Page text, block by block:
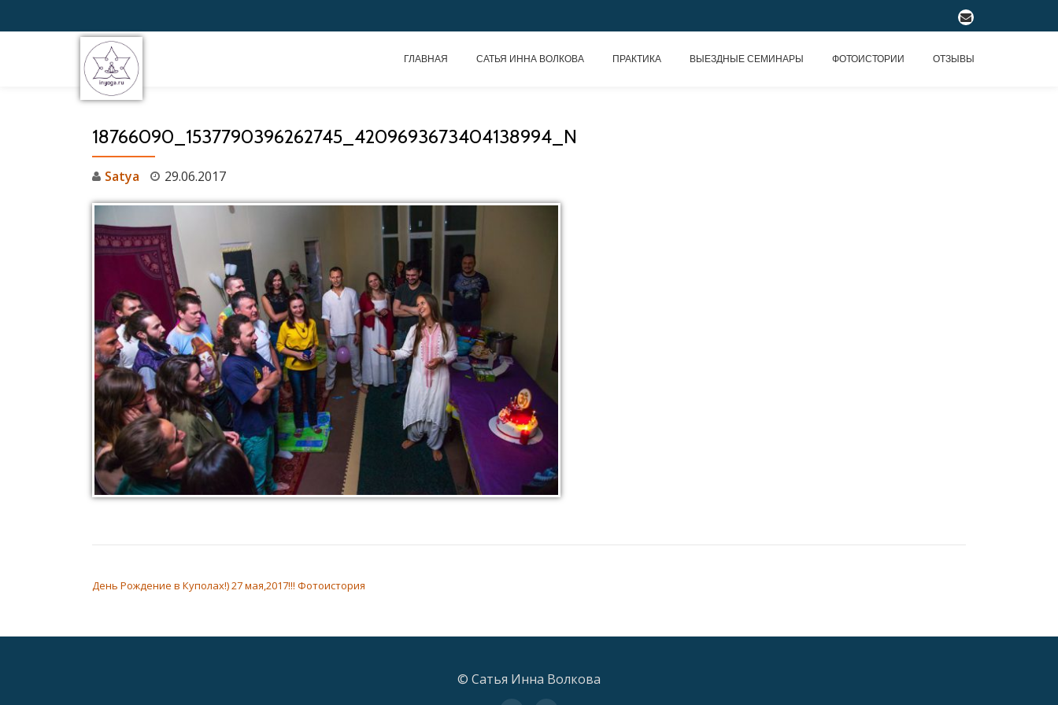
fa-
ГЛАВНАЯ САТЬЯ ИННА ВОЛКОВА ПРАКТИКА ВЫЕЗДНЫЕ СЕМИНАРЫ ФОТОИСТОРИИ ОТЗЫВЫ
18766090_1537790396262745_4209693673404138994_N
Satya 29.06.2017
День Рождение в Куполах!) 27 мая,2017!!! Фотоистория
© Сатья Инна Волкова